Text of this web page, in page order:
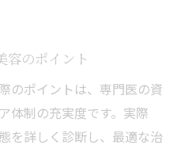
容のポイント
のポイントは、専門医の資
体制の充実度です。実際
を詳しく診断し、最適な治